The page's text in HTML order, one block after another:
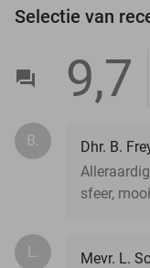
Selectie van
9,7
B.
Dhr. B.
sfeer,
L.
Mevr. L.